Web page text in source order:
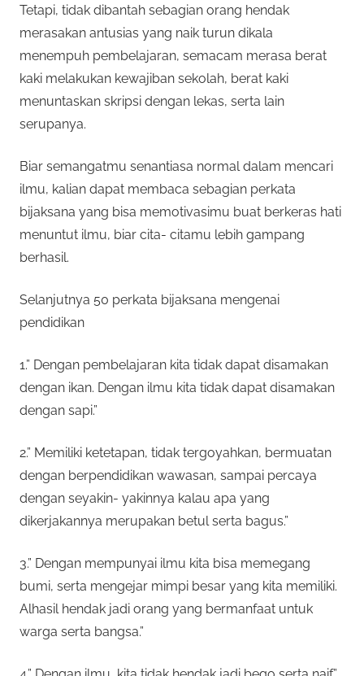
Tetapi, tidak dibantah sebagian orang hendak
merasakan antusias yang naik turun dikala
menempuh pembelajaran, semacam merasa berat
kaki melakukan kewajiban sekolah, berat kaki
menuntaskan skripsi dengan lekas, serta lain
serupanya.
Biar semangatmu senantiasa normal dalam mencari
ilmu, kalian dapat membaca sebagian perkata
bijaksana yang bisa memotivasimu buat berkeras hati
menuntut ilmu, biar cita- citamu lebih gampang
berhasil.
Selanjutnya 50 perkata bijaksana mengenai
pendidikan
1.” Dengan pembelajaran kita tidak dapat disamakan
dengan ikan. Dengan ilmu kita tidak dapat disamakan
dengan sapi.”
2.” Memiliki ketetapan, tidak tergoyahkan, bermuatan
dengan berpendidikan wawasan, sampai percaya
dengan seyakin- yakinnya kalau apa yang
dikerjakannya merupakan betul serta bagus.”
3.” Dengan mempunyai ilmu kita bisa memegang
bumi, serta mengejar mimpi besar yang kita memiliki.
Alhasil hendak jadi orang yang bermanfaat untuk
warga serta bangsa.”